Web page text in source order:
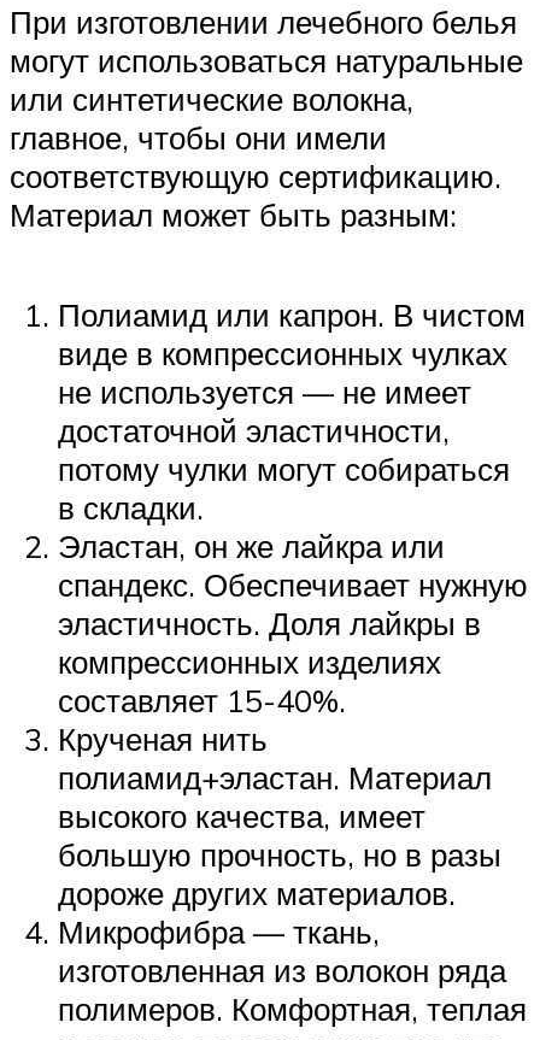
При изготовлении лечебного белья
могут использоваться натуральные
или синтетические волокна,
главное, чтобы они имели
соответствующую сертификацию.
Материал может быть разным:
Полиамид или капрон. В чистом
виде в компрессионных чулках
не используется — не имеет
достаточной эластичности,
потому чулки могут собираться
в складки.
Эластан, он же лайкра или
спандекс. Обеспечивает нужную
эластичность. Доля лайкры в
компрессионных изделиях
составляет 15-40%.
Крученая нить
полиамид+эластан. Материал
высокого качества, имеет
большую прочность, но в разы
дороже других материалов.
Микрофибра — ткань,
изготовленная из волокон ряда
полимеров. Комфортная, теплая